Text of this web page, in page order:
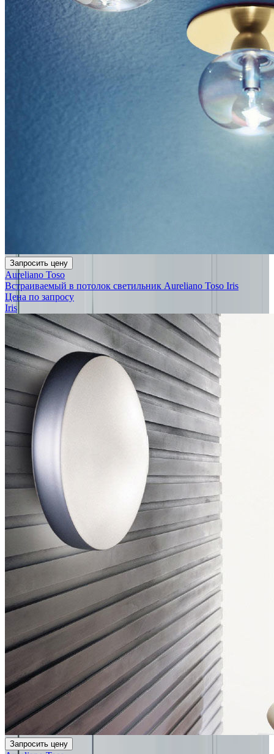
Запросить цену
Aureliano Toso
Встраиваемый в потолок светильник Aureliano Toso Iris
Цена по запросу
Iris
Запросить цену